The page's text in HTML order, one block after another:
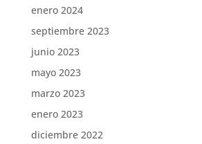
enero 2024
septiembre 2023
junio 2023
mayo 2023
marzo 2023
enero 2023
diciembre 2022